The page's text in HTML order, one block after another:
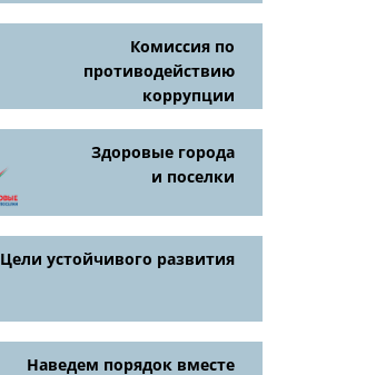
Комиссия по
противодействию
коррупции
Здоровые города
и поселки
Цели устойчивого развития
Наведем порядок вместе